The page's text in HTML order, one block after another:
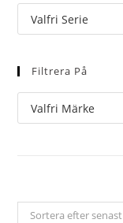
Filtrera På
Sortera efter senast